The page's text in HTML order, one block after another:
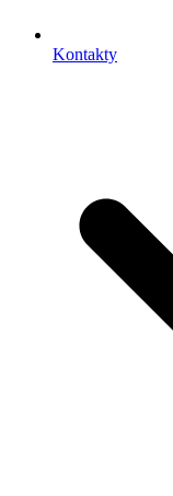
Kontakty